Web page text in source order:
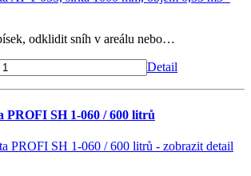
odklidit sníh v areálu nebo…
Detail
PROFI SH 1-060 / 600 litrů